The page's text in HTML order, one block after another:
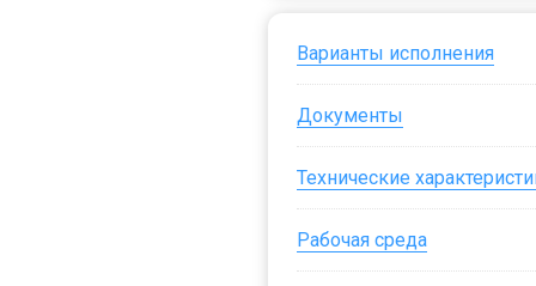
Варианты исполнения
Документы
Технические
Рабочая среда